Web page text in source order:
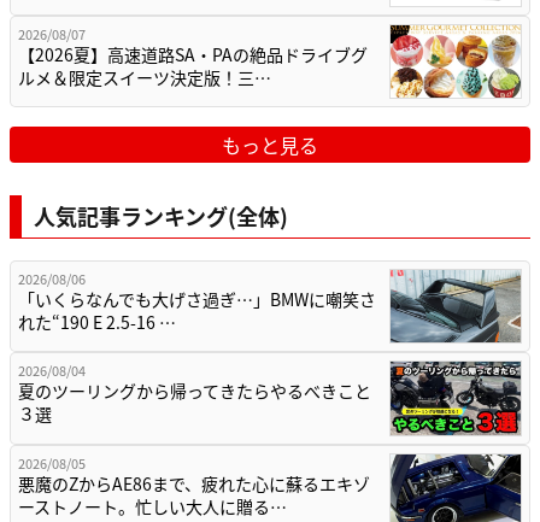
2026/08/07
【2026夏】高速道路SA・PAの絶品ドライブグ
ルメ＆限定スイーツ決定版！三…
もっと見る
人気記事ランキング(全体)
2026/08/06
「いくらなんでも大げさ過ぎ…」BMWに嘲笑さ
れた“190 E 2.5-16 …
2026/08/04
夏のツーリングから帰ってきたらやるべきこと
３選
2026/08/05
悪魔のZからAE86まで、疲れた心に蘇るエキゾ
ーストノート。忙しい大人に贈る…